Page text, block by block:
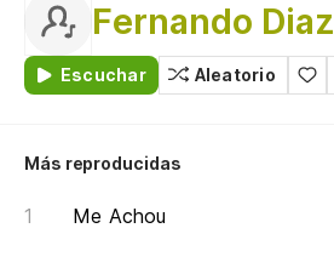
Fernando Diaz
Escuchar Aleatorio
Más reproducidas
Me Achou